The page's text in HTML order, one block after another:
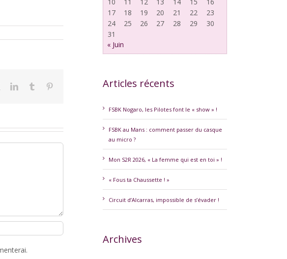
LinkedInTumblr
17
18 19 20 21 22
23
24
25 26 27 28 29
30
31
« Juin
Articles récents
FSBK Nogaro, les Pilotes font le « show » !
FSBK au Mans : comment passer du casque
au micro ?
Mon S2R 2026, « La femme qui est en toi » !
« Fous ta Chaussette ! »
Circuit d’Alcarras, impossible de s’évader !
Archives